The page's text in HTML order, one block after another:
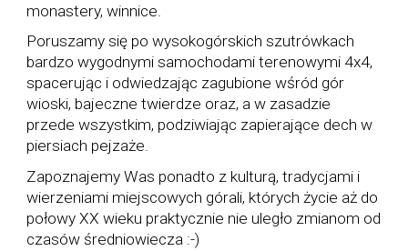
monastery, winnice.
Poruszamy się po wysokogórskich szutrówkach
bardzo wygodnymi samochodami terenowymi 4x4,
spacerując i odwiedzając zagubione wśród gór
wioski, bajeczne twierdze oraz, a w zasadzie
przede wszystkim, podziwiając zapierające dech w
piersiach pejzaże.
Zapoznajemy Was ponadto z kulturą, tradycjami i
wierzeniami miejscowych górali, których życie aż do
połowy XX wieku praktycznie nie uległo zmianom od
czasów średniowiecza :-)